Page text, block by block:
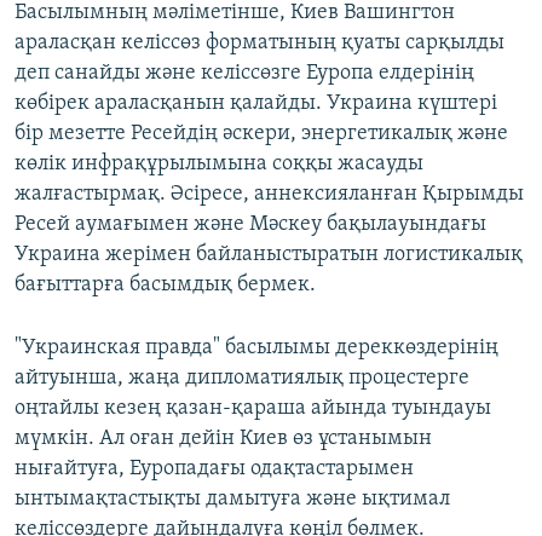
Басылымның мәліметінше, Киев Вашингтон
араласқан келіссөз форматының қуаты сарқылды
деп санайды және келіссөзге Еуропа елдерінің
көбірек араласқанын қалайды. Украина күштері
бір мезетте Ресейдің әскери, энергетикалық және
көлік инфрақұрылымына соққы жасауды
жалғастырмақ. Әсіресе, аннексияланған Қырымды
Ресей аумағымен және Мәскеу бақылауындағы
Украина жерімен байланыстыратын логистикалық
бағыттарға басымдық бермек.
"Украинская правда" басылымы дереккөздерінің
айтуынша, жаңа дипломатиялық процестерге
оңтайлы кезең қазан-қараша айында туындауы
мүмкін. Ал оған дейін Киев өз ұстанымын
нығайтуға, Еуропадағы одақтастарымен
ынтымақтастықты дамытуға және ықтимал
келіссөздерге дайындалуға көңіл бөлмек.